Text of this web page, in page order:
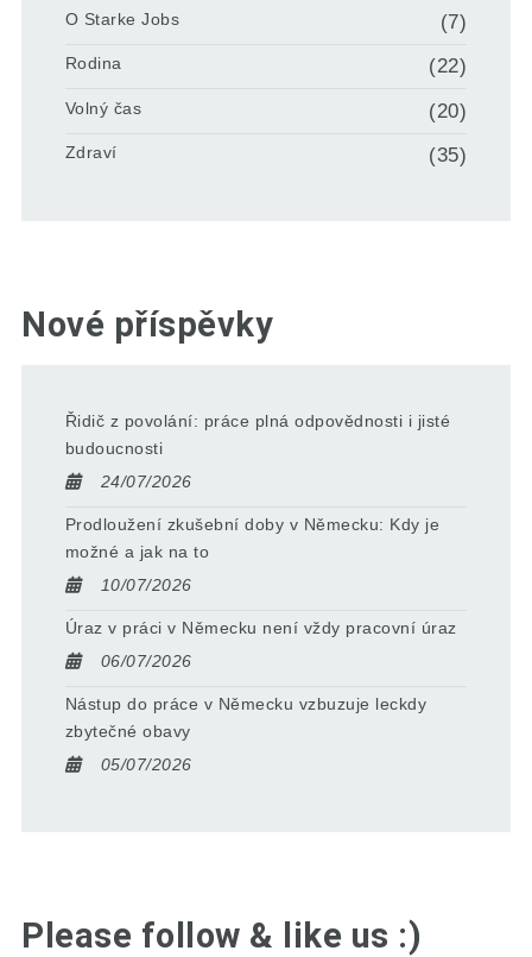
O Starke Jobs (7)
Rodina (22)
Volný čas (20)
Zdraví (35)
Nové příspěvky
Řidič z povolání: práce plná odpovědnosti i jisté
budoucnosti
24/07/2026
Prodloužení zkušební doby v Německu: Kdy je
možné a jak na to
10/07/2026
Úraz v práci v Německu není vždy pracovní úraz
06/07/2026
Nástup do práce v Německu vzbuzuje leckdy
zbytečné obavy
05/07/2026
Please follow & like us :)